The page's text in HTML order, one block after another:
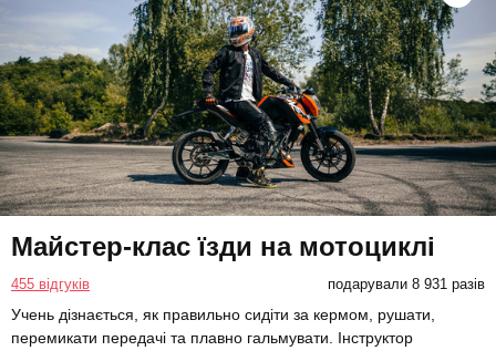
Майстер-клас їзди на мотоциклі
455 відгуків подарували 8 931 разів
Учень дізнається, як правильно сидіти за кермом, рушати,
перемикати передачі та плавно гальмувати. Інструктор